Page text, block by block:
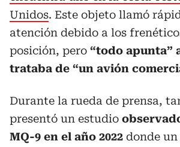
Unidos. Este objeto llamó
atención debido a los
posición, pero “todo apunta”
trataba de “un avión
Durante la rueda de prensa,
presentó un estudio
MQ-9 en el año 2022 donde